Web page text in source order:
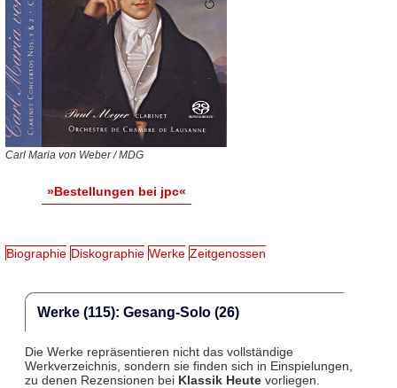
Carl Maria von Weber / MDG
»Bestellungen bei jpc«
Biographie Diskographie Werke Zeitgenossen
Werke (115): Gesang-Solo (26)
Die Werke repräsentieren nicht das vollständige
Werkverzeichnis, sondern sie finden sich in Einspielungen,
zu denen Rezensionen bei Klassik Heutevorliegen.